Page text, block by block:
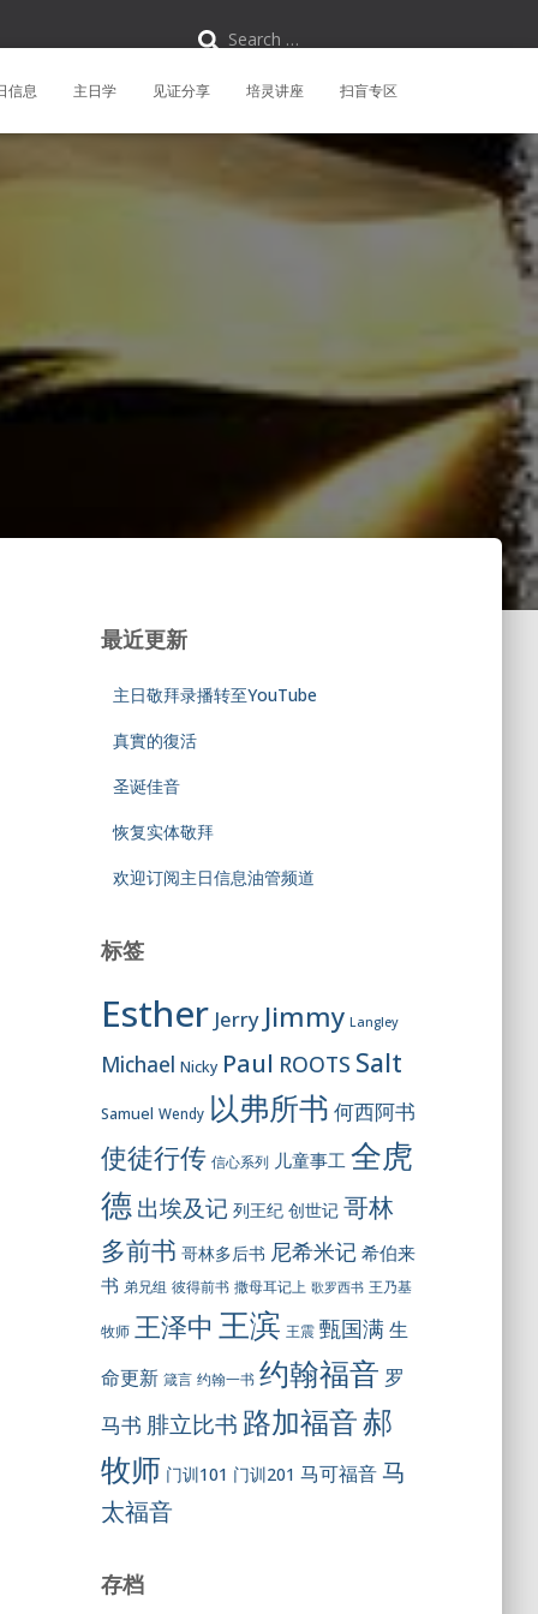
o
Search …
信息 主日学 见证分享 培灵讲座 扫盲专区
最近更新
主日敬拜录播转至YouTube
真實的復活
圣诞佳音
恢复实体敬拜
欢迎订阅主日信息油管频道
标签
Esther Jerry Jimmy Langley
Michael Nicky Paul ROOTS Salt
Samuel Wendy 以弗所书 何西阿书
使徒行传 信心系列 儿童事工 全虎
德 出埃及记 列王纪 创世记 哥林
多前书 哥林多后书 尼希米记 希伯来
书 弟兄组 彼得前书 撒母耳记上 歌罗西书 王乃基
牧师 王泽中 王滨 王震 甄国满 生
命更新 箴言 约翰一书 约翰福音 罗
马书 腓立比书 路加福音郝
牧师 门训101 门训201 马可福音 马
太福音
存档